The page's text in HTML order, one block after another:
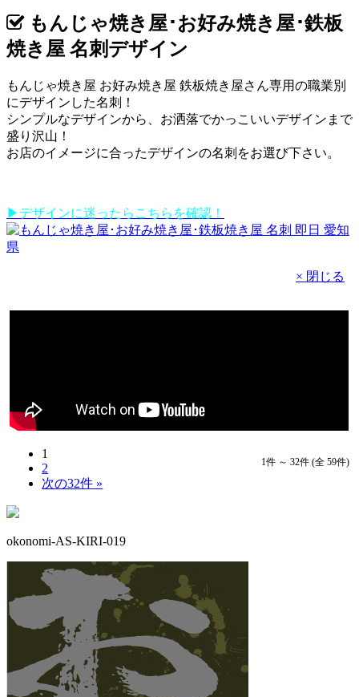
もんじゃ焼き屋･お好み焼き屋･鉄板
焼き屋 名刺デザイン
もんじゃ焼き屋 お好み焼き屋 鉄板焼き屋さん専用の職業別
にデザインした名刺！
シンプルなデザインから、お洒落でかっこいいデザインまで
盛り沢山！
お店のイメージに合ったデザインの名刺をお選び下さい。
▶デザインに迷ったらこちらを確認！
× 閉じる
1件 ～ 32件 (全 59件)
1
2
次の32件 »
okonomi-AS-KIRI-019